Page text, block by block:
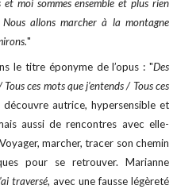
et moi sommes ensemble et plus rien
allons marcher à la montagne
"
le titre éponyme de l’opus : "Des
ces mots que j’entends / Tous ces
découvre autrice, hypersensible et
aussi de rencontres avec elle-
marcher, tracer son chemin
pour se retrouver. Marianne
traversé, avec une fausse légèreté